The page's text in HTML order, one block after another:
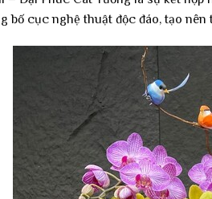
cục nghệ thuật độc đáo, tạo